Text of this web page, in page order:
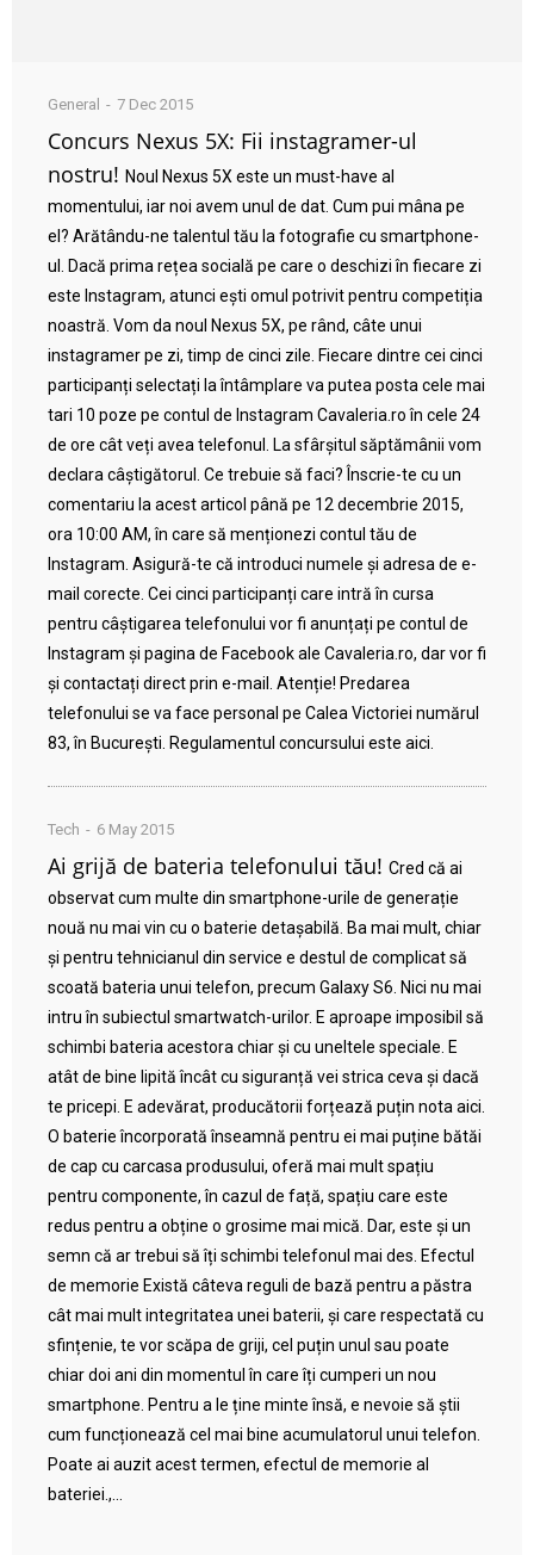
General 7 Dec 2015
Concurs Nexus 5X: Fii instagramer-ul
nostru! Noul Nexus 5X este un must-have al
momentului, iar noi avem unul de dat. Cum pui mâna pe
el? Arătându-ne talentul tău la fotografie cu smartphone-
ul. Dacă prima rețea socială pe care o deschizi în fiecare zi
este Instagram, atunci ești omul potrivit pentru competiția
noastră. Vom da noul Nexus 5X, pe rând, câte unui
instagramer pe zi, timp de cinci zile. Fiecare dintre cei cinci
participanți selectați la întâmplare va putea posta cele mai
tari 10 poze pe contul de Instagram Cavaleria.ro în cele 24
de ore cât veți avea telefonul. La sfârșitul săptămânii vom
declara câștigătorul. Ce trebuie să faci? Înscrie-te cu un
comentariu la acest articol până pe 12 decembrie 2015,
ora 10:00 AM, în care să menționezi contul tău de
Instagram. Asigură-te că introduci numele și adresa de e-
mail corecte. Cei cinci participanți care intră în cursa
pentru câștigarea telefonului vor fi anunțați pe contul de
Instagram și pagina de Facebook ale Cavaleria.ro, dar vor fi
și contactați direct prin e-mail. Atenție! Predarea
telefonului se va face personal pe Calea Victoriei numărul
83, în București. Regulamentul concursului este aici.
Tech 6 May 2015
Ai grijă de bateria telefonului tău! Cred că ai
observat cum multe din smartphone-urile de generație
nouă nu mai vin cu o baterie detașabilă. Ba mai mult, chiar
și pentru tehnicianul din service e destul de complicat să
scoată bateria unui telefon, precum Galaxy S6. Nici nu mai
intru în subiectul smartwatch-urilor. E aproape imposibil să
schimbi bateria acestora chiar și cu uneltele speciale. E
atât de bine lipită încât cu siguranță vei strica ceva și dacă
te pricepi. E adevărat, producătorii forțează puțin nota aici.
O baterie încorporată înseamnă pentru ei mai puține bătăi
de cap cu carcasa produsului, oferă mai mult spațiu
pentru componente, în cazul de față, spațiu care este
redus pentru a obține o grosime mai mică. Dar, este și un
semn că ar trebui să îți schimbi telefonul mai des. Efectul
de memorie Există câteva reguli de bază pentru a păstra
cât mai mult integritatea unei baterii, și care respectată cu
sfințenie, te vor scăpa de griji, cel puțin unul sau poate
chiar doi ani din momentul în care îți cumperi un nou
smartphone. Pentru a le ține minte însă, e nevoie să știi
cum funcționează cel mai bine acumulatorul unui telefon.
Poate ai auzit acest termen, efectul de memorie al
bateriei.,...